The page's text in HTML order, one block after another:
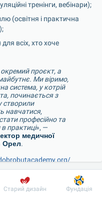
тренінги, вебінари);
(освітня і практична
всіх, хто хоче
проєкт, а
Ми віримо,
система, у котрій
починається з
створили
навчатися,
професійно та
практиці», —
медичної
Орел.
platyat-za-nauku-reiting-
osvitu-449063/
Пацієнту
Старий дизайн Фундація